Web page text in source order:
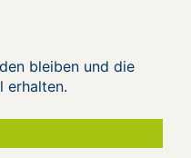
bleiben und die
erhalten.